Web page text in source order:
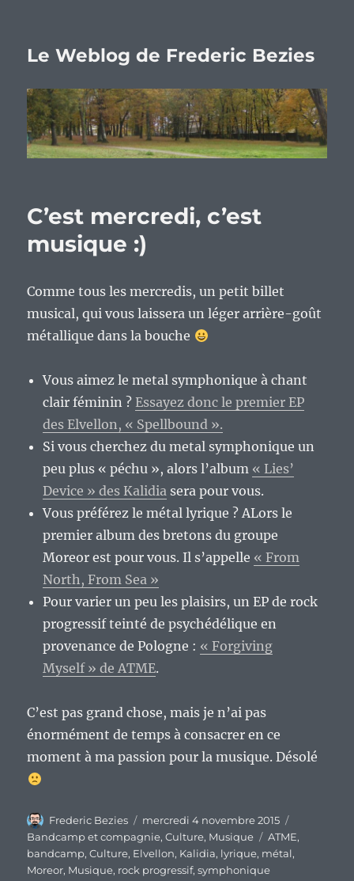
Le Weblog de Frederic Bezies
C’est mercredi, c’est
musique :)
Comme tous les mercredis, un petit billet
musical, qui vous laissera un léger arrière-goût
métallique dans la bouche
Vous aimez le metal symphonique à chant
clair féminin ?Essayez donc le premier EP
des Elvellon, « Spellbound ».
Si vous cherchez du metal symphonique un
peu plus « péchu », alors l’album « Lies’
Device » des Kalidia sera pour vous.
Vous préférez le métal lyrique ? ALors le
premier album des bretons du groupe
Moreor est pour vous. Il s’appelle « From
North, From Sea »
Pour varier un peu les plaisirs, un EP de rock
progressif teinté de psychédélique en
provenance de Pologne : « Forgiving
Myself » de ATME.
C’est pas grand chose, mais je n’ai pas
énormément de temps à consacrer en ce
moment à ma passion pour la musique. Désolé
Auteur
Frederic Bezies
Publié
le
mercredi 4 novembre 2015
Bandcamp et compagnie,Culture, Musique Étiquettes
ATME,
bandcamp,Culture, Elvellon, Kalidia, lyrique, métal,
Moreor, Musique, rock progressif,symphonique